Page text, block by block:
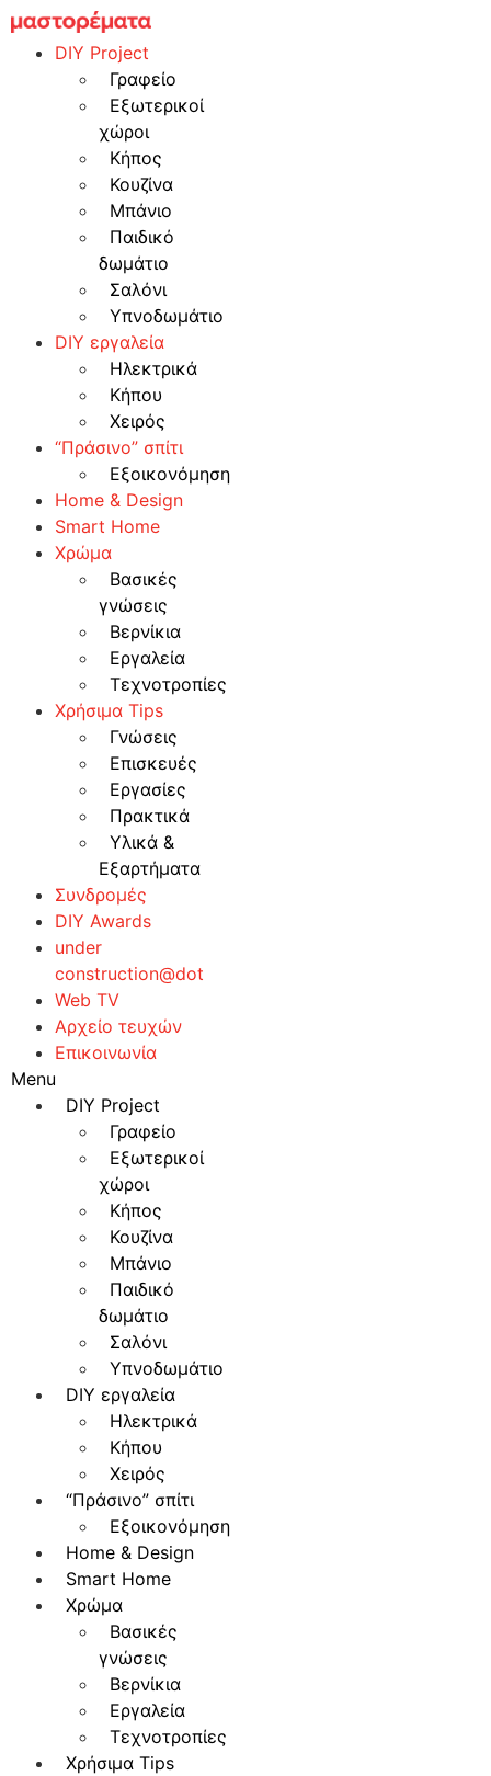
Skip
to
content
DIY Project
Γραφείο
Εξωτερικοί
χώροι
Κήπος
Κουζίνα
Μπάνιο
Παιδικό
δωμάτιο
Σαλόνι
Υπνοδωμάτιο
DIY εργαλεία
Ηλεκτρικά
Κήπου
Χειρός
“Πράσινο” σπίτι
Εξοικονόμηση
Home & Design
Smart Home
Χρώμα
Βασικές
γνώσεις
Βερνίκια
Εργαλεία
Τεχνοτροπίες
Χρήσιμα Tips
Γνώσεις
Επισκευές
Εργασίες
Πρακτικά
Υλικά &
Εξαρτήματα
Συνδρομές
DIY Awards
under
construction@dot
Web TV
Αρχείο τευχών
Επικοινωνία
Menu
DIY Project
Γραφείο
Εξωτερικοί
χώροι
Κήπος
Κουζίνα
Μπάνιο
Παιδικό
δωμάτιο
Σαλόνι
Υπνοδωμάτιο
DIY εργαλεία
Ηλεκτρικά
Κήπου
Χειρός
“Πράσινο” σπίτι
Εξοικονόμηση
Home & Design
Smart Home
Χρώμα
Βασικές
γνώσεις
Βερνίκια
Εργαλεία
Τεχνοτροπίες
Χρήσιμα Tips